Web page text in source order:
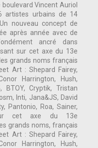
Vincent Auriol
artistes urbains de 14
nouveau concept de
après année avec de
ancré dans
sur cet axe du 13e
grands noms français
Art : Shepard Fairey,
Harrington, Hush,
BTOY, Cryptik, Tristan
Inti, Jana&JS, David
Pantonio, Roa, Sainer,
cet axe du 13e
grands noms, français
Art : Shepard Fairey,
Harrington, Hush,